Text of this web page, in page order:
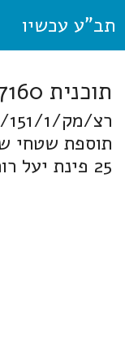
תב"ע עכשיו
תוכנית 413-1347160 ראשון לציון
תוספת שטחי
25 פינת יעל רום 3, יעל רום 8